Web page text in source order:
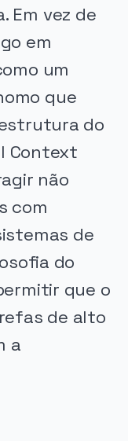
Em vez de
em
um
que
do
Context
não
com
de
do
que o
de alto
a